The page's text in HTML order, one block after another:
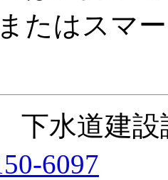
たはスマ
下水道建設
6097